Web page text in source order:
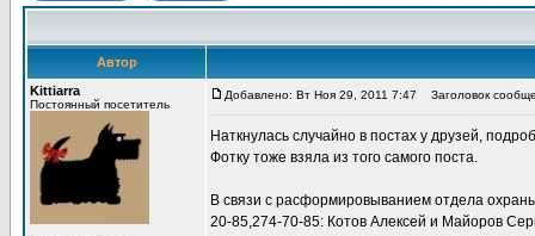
Автор
Kittiarra
Постоянный посетитель
Добавлено: Вт Ноя 29, 2011 7:47 Заголовок
Наткнулась случайно в постах у друзей,
Фотку тоже взяла из того самого поста.
В связи с расформировыванием отдела
20-85,274-70-85: Котов Алексей и Майоров